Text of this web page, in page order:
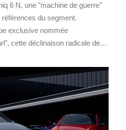
6 N, une "machine de guerre"
du segment.
exclusive nommée
cette déclinaison radicale de…